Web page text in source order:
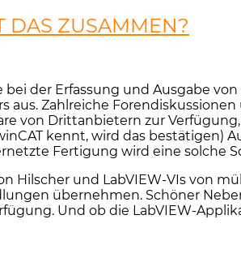
DAS ZUSAMMEN?
der Erfassung und Ausgabe
Zahlreiche
von Drittanbietern zur
kennt, wird das bestätigen)
Fertigung wird eine solche
Hilscher und LabVIEW-VIs von
übernehmen. Schöner
Und ob die LabVIEW-